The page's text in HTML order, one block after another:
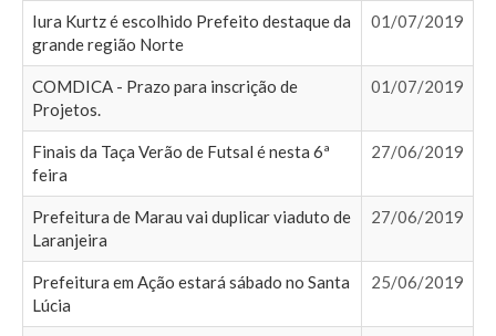
Iura Kurtz é escolhido Prefeito destaque da
grande região Norte
01/07/2019
COMDICA - Prazo para inscrição de
Projetos.
01/07/2019
Finais da Taça Verão de Futsal é nesta 6ª
feira
27/06/2019
Prefeitura de Marau vai duplicar viaduto de
Laranjeira
27/06/2019
Prefeitura em Ação estará sábado no Santa
Lúcia
25/06/2019